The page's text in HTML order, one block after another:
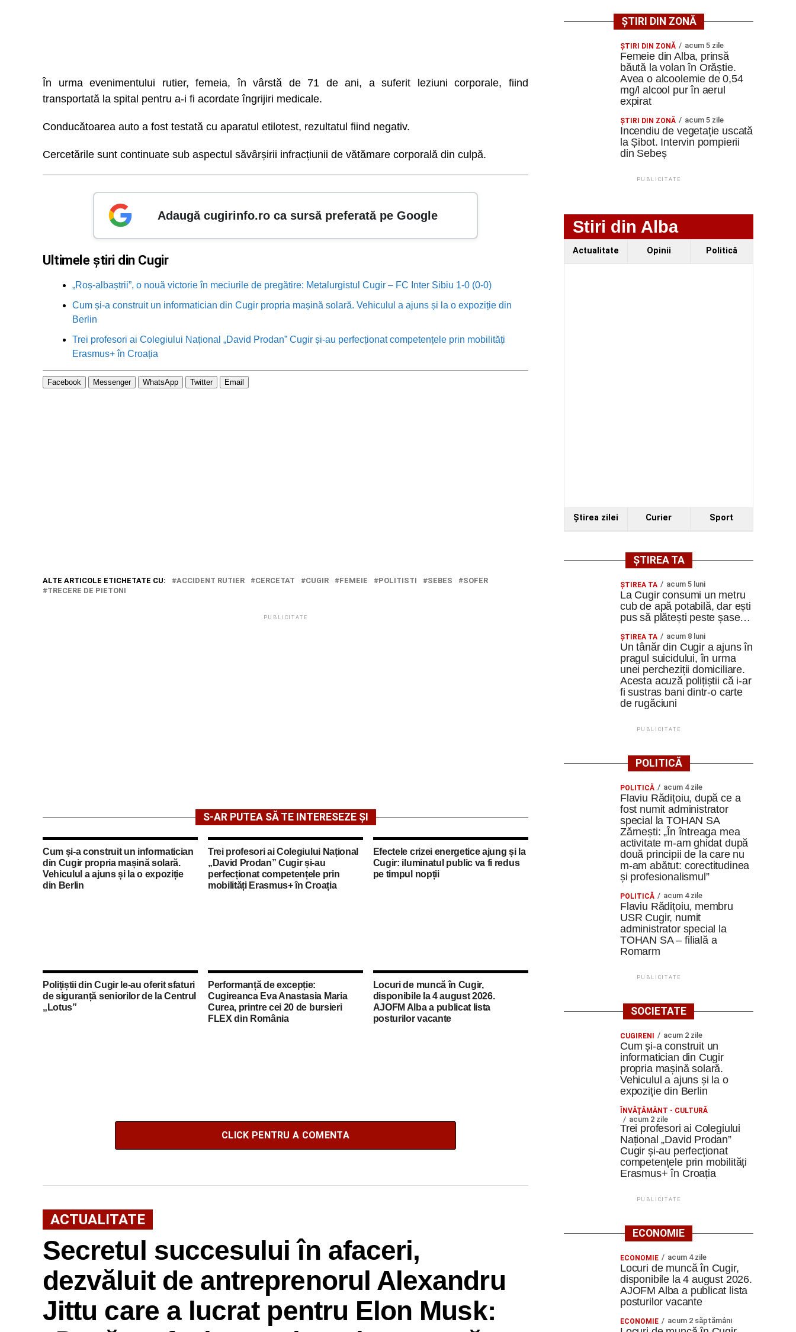
În urma evenimentului rutier, femeia, în vârstă de 71 de ani, a suferit leziuni corporale, fiind
transportată la spital pentru a-i fi acordate îngrijiri medicale.
Conducătoarea auto a fost testată cu aparatul etilotest, rezultatul fiind negativ.
Cercetările sunt continuate sub aspectul săvârșirii infracțiunii de vătămare corporală din culpă.
Adaugă cugirinfo.ro ca sursă preferată pe Google
Ultimele știri din Cugir
„Roș-albaștrii”, o nouă victorie în meciurile de pregătire: Metalurgistul Cugir – FC Inter Sibiu 1-0 (0-0)
Cum și-a construit un informatician din Cugir propria mașină solară. Vehiculul a ajuns și la o expoziție din
Berlin
Trei profesori ai Colegiului Național „David Prodan” Cugir și-au perfecționat competențele prin mobilități
Erasmus+ în Croația
Facebook Messenger WhatsApp Twitter Email
ALTE ARTICOLE ETICHETATE CU: ACCIDENT RUTIER CERCETAT CUGIR FEMEIE POLITISTI SEBES
SOFER
TRECERE DE PIETONI
PUBLICITATE
S-AR PUTEA SĂ TE INTERESEZE ȘI
Cum și-a construit un informatician
din Cugir propria mașină solară.
Vehiculul a ajuns și la o expoziție
din Berlin
Trei profesori ai Colegiului Național
„David Prodan” Cugir și-au
perfecționat competențele prin
mobilități Erasmus+ în Croația
Efectele crizei energetice ajung și la
Cugir: iluminatul public va fi redus
pe timpul nopții
Polițiștii din Cugir le-au oferit sfaturi
de siguranță seniorilor de la Centrul
„Lotus”
Performanță de excepție:
Cugireanca Eva Anastasia Maria
Curea, printre cei 20 de bursieri
FLEX din România
Locuri de muncă în Cugir,
disponibile la 4 august 2026.
AJOFM Alba a publicat lista
posturilor vacante
CLICK PENTRU A COMENTA
ACTUALITATE
Secretul succesului în afaceri,
dezvăluit de antreprenorul Alexandru
Jittu care a lucrat pentru Elon Musk:
ȘTIRI DIN ZONĂ
ŞTIRI DIN ZONĂ acum 5 zile
Femeie din Alba, prinsă
băută la volan în Orăștie.
Avea o alcoolemie de 0,54
mg/l alcool pur în aerul
expirat
ŞTIRI DIN ZONĂ acum 5 zile
Incendiu de vegetație uscată
la Șibot. Intervin pompierii
din Sebeș
PUBLICITATE
Stiri din Alba
Actualitate Opinii Politică
Ştirea zilei Curier Sport
ȘTIREA TA
ȘTIREA TA acum 5 luni
La Cugir consumi un metru
cub de apă potabilă, dar ești
pus să plătești peste șase…
ȘTIREA TA acum 8 luni
Un tânăr din Cugir a ajuns în
pragul suicidului, în urma
unei percheziții domiciliare.
Acesta acuză polițiștii că i-ar
fi sustras bani dintr-o carte
de rugăciuni
PUBLICITATE
POLITICĂ
POLITICĂ acum 4 zile
Flaviu Rădițoiu, după ce a
fost numit administrator
special la TOHAN SA
Zărnești: „În întreaga mea
activitate m-am ghidat după
două principii de la care nu
m-am abătut: corectitudinea
și profesionalismul”
POLITICĂ acum 4 zile
Flaviu Rădițoiu, membru
USR Cugir, numit
administrator special la
TOHAN SA – filială a
Romarm
PUBLICITATE
SOCIETATE
CUGIRENI acum 2 zile
Cum și-a construit un
informatician din Cugir
propria mașină solară.
Vehiculul a ajuns și la o
expoziție din Berlin
ÎNVĂŢĂMÂNT - CULTURĂ
acum 2 zile
Trei profesori ai Colegiului
Național „David Prodan”
Cugir și-au perfecționat
competențele prin mobilități
Erasmus+ în Croația
PUBLICITATE
ECONOMIE
ECONOMIE acum 4 zile
Locuri de muncă în Cugir,
disponibile la 4 august 2026.
AJOFM Alba a publicat lista
posturilor vacante
ECONOMIE acum 2 săptămâni